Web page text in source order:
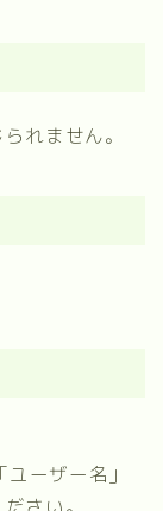
れません。
ーザー名」